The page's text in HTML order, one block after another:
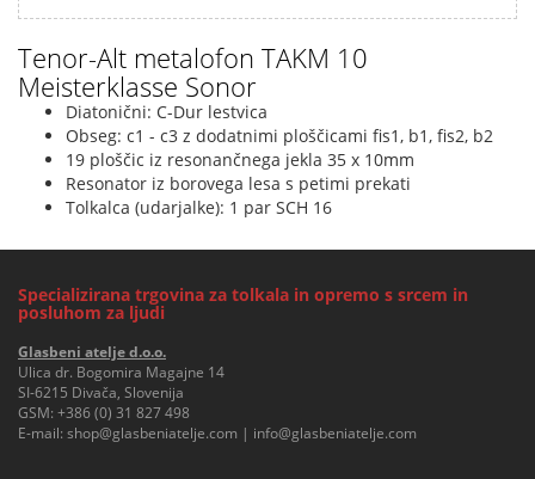
Tenor-Alt metalofon TAKM 10
Meisterklasse Sonor
Diatonični: C-Dur lestvica
Obseg: c1 - c3 z dodatnimi ploščicami fis1, b1, fis2, b2
19 ploščic iz resonančnega jekla 35 x 10mm
Resonator iz borovega lesa s petimi prekati
Tolkalca (udarjalke): 1 par SCH 16
Specializirana trgovina za tolkala in opremo s srcem in
posluhom za ljudi
Glasbeni atelje d.o.o.
Ulica dr. Bogomira Magajne 14
SI-6215 Divača, Slovenija
GSM: +386 (0) 31 827 498
E-mail: shop@glasbeniatelje.com | info@glasbeniatelje.com